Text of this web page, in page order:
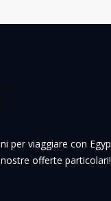
per viaggiare con
offerte particolari!